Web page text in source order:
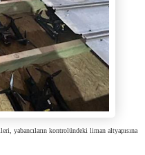
yabancıların kontrolündeki liman altyapısına